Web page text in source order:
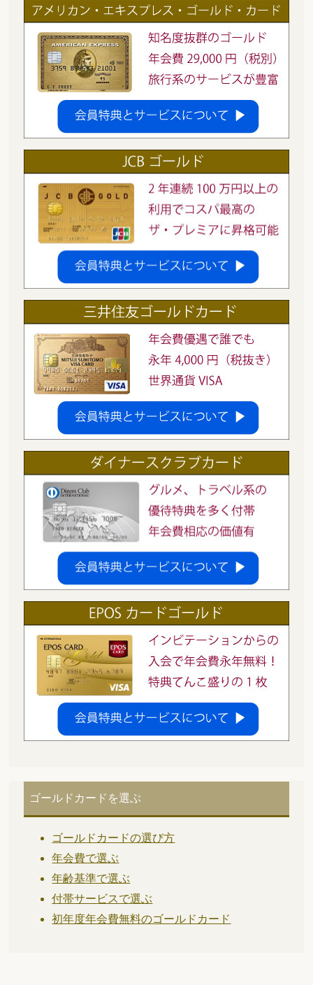
ゴールドカードを選ぶ
ゴールドカードの選び方
年会費で選ぶ
年齢基準で選ぶ
付帯サービスで選ぶ
初年度年会費無料のゴールドカード